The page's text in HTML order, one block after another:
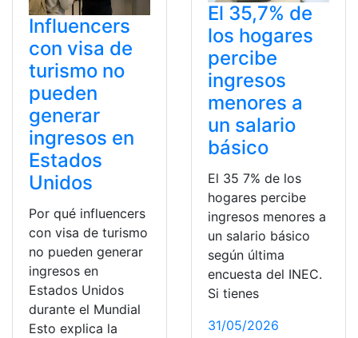
Influencers
con visa de
turismo no
pueden
generar
ingresos en
Estados
Unidos
Por qué influencers
con visa de turismo
no pueden generar
ingresos en
Estados Unidos
durante el Mundial
Esto explica la
El 35,7% de
los hogares
percibe
ingresos
menores a
un salario
básico
El 35 7% de los
hogares percibe
ingresos menores a
un salario básico
según última
encuesta del INEC.
Si tienes
31/05/2026